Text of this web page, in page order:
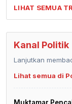
LIHAT SEMUA
Kanal Politik
Lanjutkan
Lihat semua di
Muktamar